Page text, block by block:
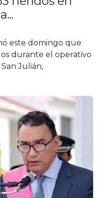
este domingo que
durante el operativo
Julián,